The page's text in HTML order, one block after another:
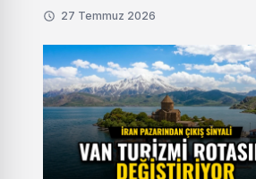
Fiyatlar Belli Oldu
27 Temmuz 2026